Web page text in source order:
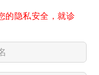
的隐私安全，就诊